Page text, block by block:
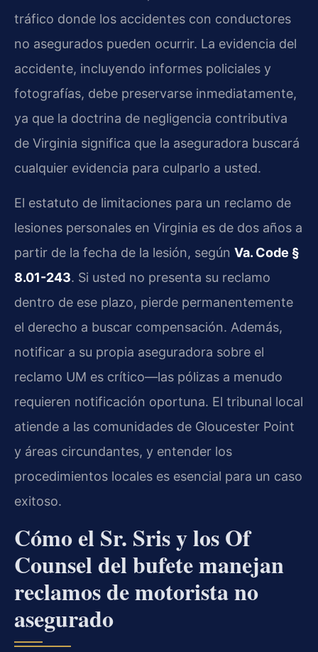
tráfico donde los accidentes con conductores
no asegurados pueden ocurrir. La evidencia del
accidente, incluyendo informes policiales y
fotografías, debe preservarse inmediatamente,
ya que la doctrina de negligencia contributiva
de Virginia significa que la aseguradora buscará
cualquier evidencia para culparlo a usted.
El estatuto de limitaciones para un reclamo de
lesiones personales en Virginia es de dos años a
partir de la fecha de la lesión, según Va. Code §
8.01-243. Si usted no presenta su reclamo
dentro de ese plazo, pierde permanentemente
el derecho a buscar compensación. Además,
notificar a su propia aseguradora sobre el
reclamo UM es crítico—las pólizas a menudo
requieren notificación oportuna. El tribunal local
atiende a las comunidades de Gloucester Point
y áreas circundantes, y entender los
procedimientos locales es esencial para un caso
exitoso.
Cómo el Sr. Sris y los Of
Counsel del bufete manejan
reclamos de motorista no
asegurado